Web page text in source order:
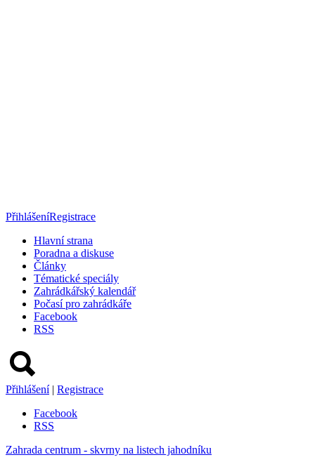
PřihlášeníRegistrace
Hlavní strana
Poradna a diskuse
Články
Tématické speciály
Zahrádkářský kalendář
Počasí pro zahrádkáře
Facebook
RSS
Přihlášení | Registrace
Facebook
RSS
Zahrada centrum - skvrny na listech jahodníku